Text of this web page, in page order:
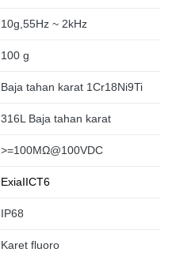
10g,55Hz ~ 2kHz
100 g
Baja tahan karat 1Cr18Ni9Ti
316L Baja tahan karat
>=100MΩ@100VDC
ExiaIICT6
IP68
Karet fluoro